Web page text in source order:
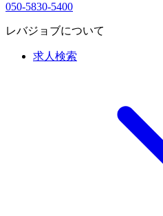
050-5830-5400
レバジョブについて
求人検索